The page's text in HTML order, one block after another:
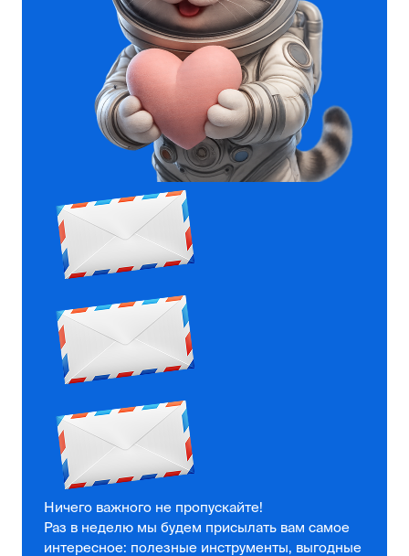
Ничего важного не пропускайте!
Раз в неделю мы будем присылать вам самое
интересное: полезные инструменты, выгодные